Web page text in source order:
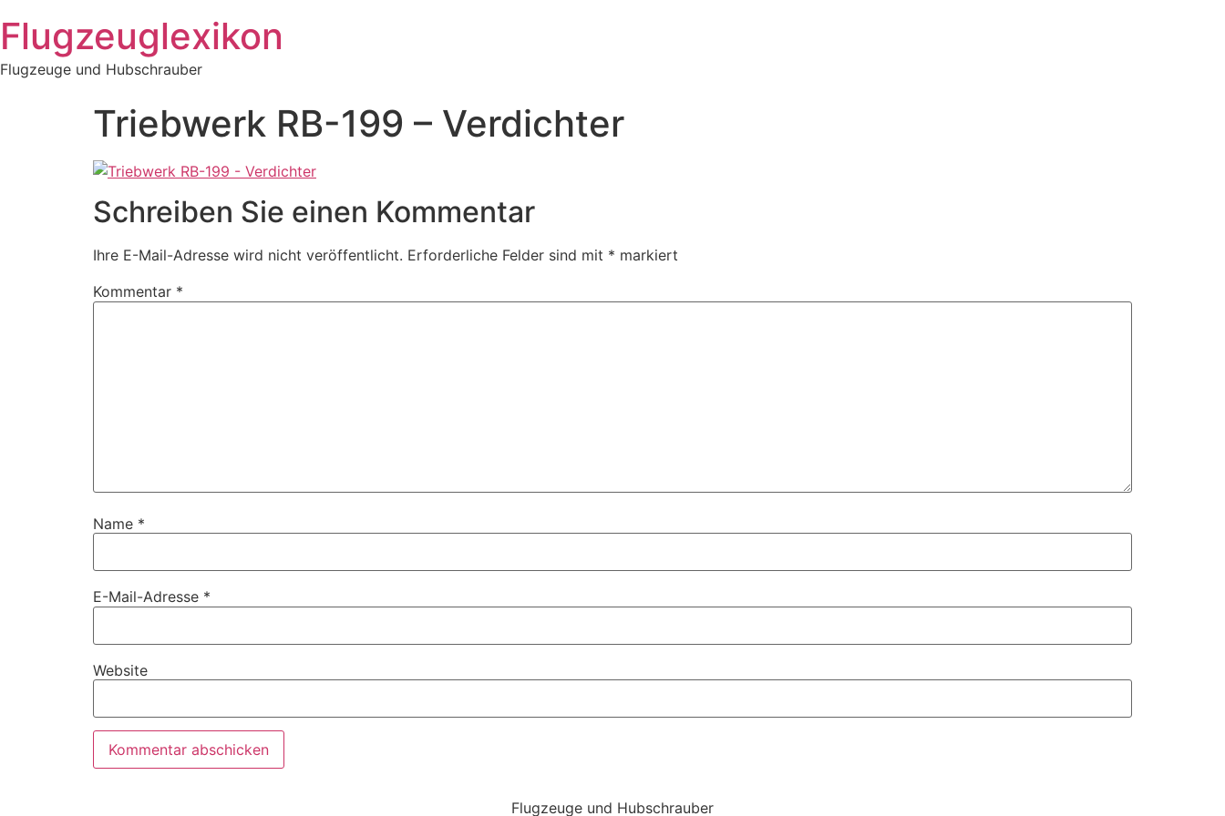
Inhalt
springen
Flugzeuglexikon
Flugzeuge und Hubschrauber
Triebwerk RB-199 – Verdichter
Schreiben Sie einen Kommentar
Ihre E-Mail-Adresse wird nicht veröffentlicht. Erforderliche Felder sind mit * markiert
Kommentar *
Name *
E-Mail-Adresse *
Website
Flugzeuge und Hubschrauber